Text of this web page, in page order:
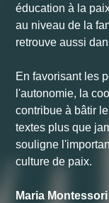
éducation à la
au niveau de la
retrouve aussi
En favorisant les
l'autonomie, la
contribue à bâtir
textes plus que
souligne
culture de paix.
Maria Montessori